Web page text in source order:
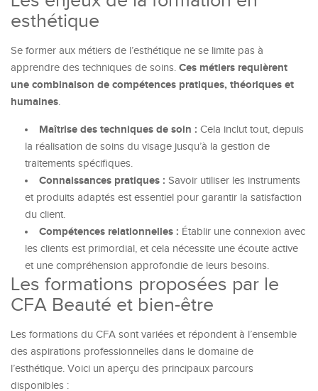
esthétique
Se former aux métiers de l’esthétique ne se limite pas à
apprendre des techniques de soins. Ces métiers requièrent
une combinaison de compétences pratiques, théoriques et
humaines.
Maîtrise des techniques de soin : Cela inclut tout, depuis
la réalisation de soins du visage jusqu’à la gestion de
traitements spécifiques.
Connaissances pratiques : Savoir utiliser les instruments
et produits adaptés est essentiel pour garantir la satisfaction
du client.
Compétences relationnelles : Établir une connexion avec
les clients est primordial, et cela nécessite une écoute active
et une compréhension approfondie de leurs besoins.
Les formations proposées par le
CFA Beauté et bien-être
Les formations du CFA sont variées et répondent à l’ensemble
des aspirations professionnelles dans le domaine de
l’esthétique. Voici un aperçu des principaux parcours
disponibles :